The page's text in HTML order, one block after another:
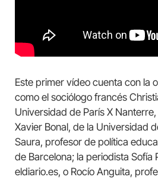
Este primer vídeo cuenta con la
como el sociólogo francés
Universidad de París X
Xavier Bonal, de la Universidad
Saura, profesor de política
de Barcelona; la periodista Sofía
eldiario.es, o Rocío Anguita,